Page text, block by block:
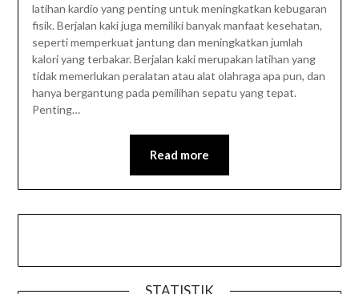
latihan kardio yang penting untuk meningkatkan kebugaran
fisik. Berjalan kaki juga memiliki banyak manfaat kesehatan,
seperti memperkuat jantung dan meningkatkan jumlah
kalori yang terbakar. Berjalan kaki merupakan latihan yang
tidak memerlukan peralatan atau alat olahraga apa pun, dan
hanya bergantung pada pemilihan sepatu yang tepat.
Penting…
Read more
STATISTIK